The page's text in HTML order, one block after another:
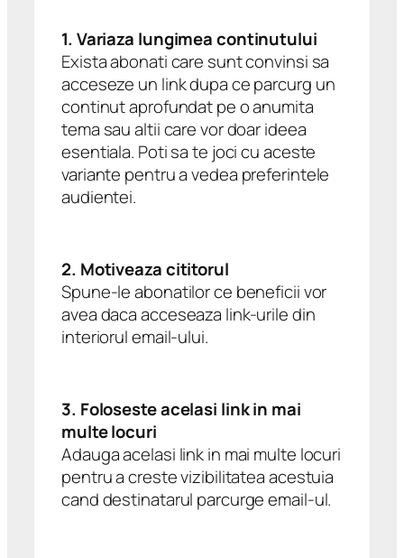
1. Variaza lungimea continutului
Exista abonati care sunt convinsi sa
acceseze un link dupa ce parcurg un
continut aprofundat pe o anumita
tema sau altii care vor doar ideea
esentiala. Poti sa te joci cu aceste
variante pentru a vedea preferintele
audientei.
2. Motiveaza cititorul
Spune-le abonatilor ce beneficii vor
avea daca acceseaza link-urile din
interiorul email-ului.
3. Foloseste acelasi link in mai
multe locuri
Adauga acelasi link in mai multe locuri
pentru a creste vizibilitatea acestuia
cand destinatarul parcurge email-ul.